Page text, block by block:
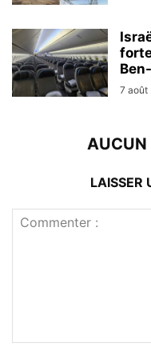
7 août
AUCUN
LAISSER